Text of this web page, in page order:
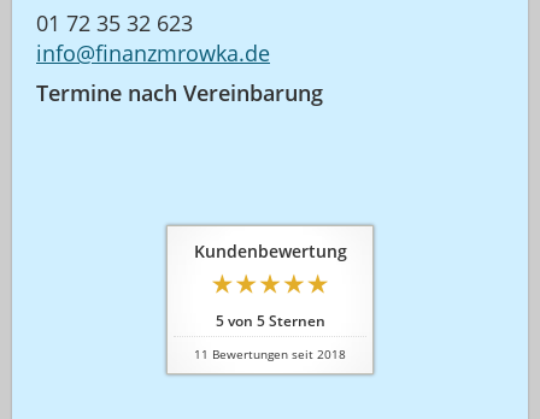
01 72 35 32 623
info@finanzmrowka.de
Termine nach Vereinbarung
Kundenbewertung
5von 5Sternen
11 Bewertungen seit 2018